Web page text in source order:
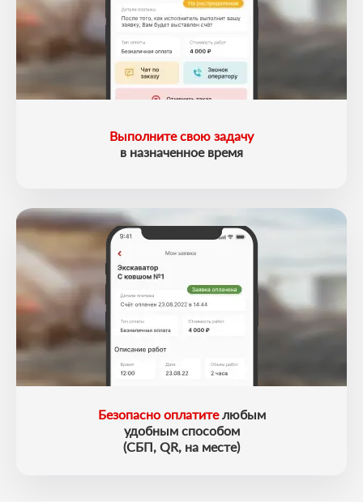
Выполните свою задачу
в назначенное время
Безопасно оплатителюбым
удобным способом
(СБП, QR, на месте)